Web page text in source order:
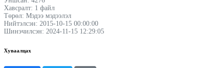
Хавсралт: 1 файл
Төрөл: Мэдээ мэдээлэл
Нийтэлсэн: 2015-10-15 00:00:00
Шинэчилсэн: 2024-11-15 12:29:05
Хуваалцах